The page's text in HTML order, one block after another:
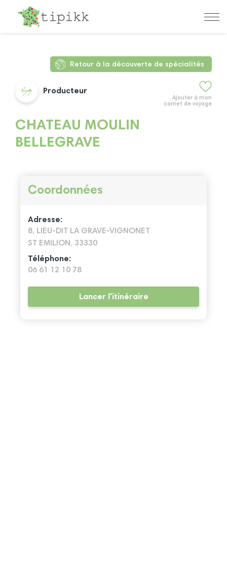
Retour à la découverte de spécialités
Ajouter à mon
carnet de voyage
Producteur
CHATEAU MOULIN
BELLEGRAVE
Coordonnées
Adresse:
8, LIEU-DIT LA GRAVE-VIGNONET
ST EMILION, 33330
Téléphone:
06 61 12 10 78
Lancer l'itinéraire